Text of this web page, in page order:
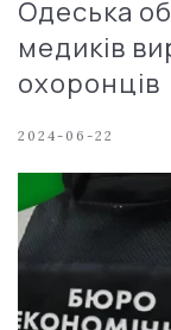
Одеська
медиків
охоронців
2024-06-22